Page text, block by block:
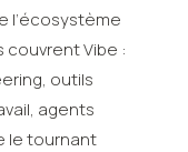
l’écosystème
couvrent Vibe :
outils
agents
le tournant